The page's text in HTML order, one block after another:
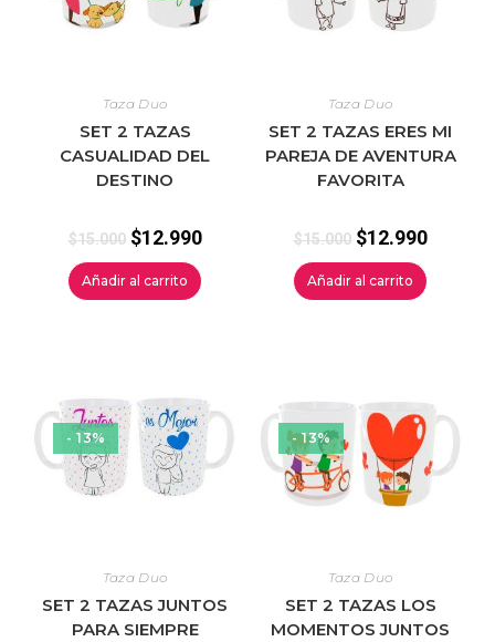
Taza Duo
SET 2 TAZAS
CASUALIDAD DEL
DESTINO
$15.000 $12.990
Añadir al carrito
Taza Duo
SET 2 TAZAS ERES MI
PAREJA DE AVENTURA
FAVORITA
$15.000 $12.990
Añadir al carrito
- 13%
Taza Duo
SET 2 TAZAS JUNTOS
PARA SIEMPRE
- 13%
Taza Duo
SET 2 TAZAS LOS
MOMENTOS JUNTOS